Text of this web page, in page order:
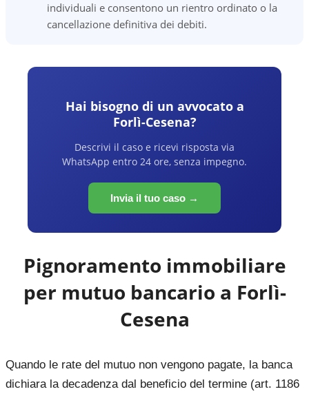
individuali e consentono un rientro ordinato o la
cancellazione definitiva dei debiti.
Hai bisogno di un avvocato a
Forlì-Cesena?
Descrivi il caso e ricevi risposta via
WhatsApp entro 24 ore, senza impegno.
Invia il tuo caso →
Pignoramento immobiliare
per mutuo bancario a Forlì-
Cesena
Quando le rate del mutuo non vengono pagate, la banca
dichiara la decadenza dal beneficio del termine (art. 1186